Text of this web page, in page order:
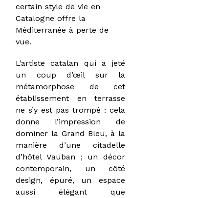
certain style de vie en
Catalogne offre la
Méditerranée à perte de
vue.
L’artiste catalan qui a jeté
un coup d’œil sur la
métamorphose de cet
établissement en terrasse
ne s’y est pas trompé : cela
donne l’impression de
dominer la Grand Bleu, à la
manière d’une citadelle
d’hôtel Vauban ; un décor
contemporain, un côté
design, épuré, un espace
aussi élégant que